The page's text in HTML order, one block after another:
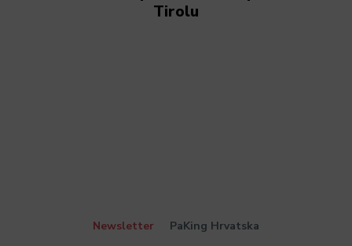
Tirolu
Newsletter PaKing Hrvatska